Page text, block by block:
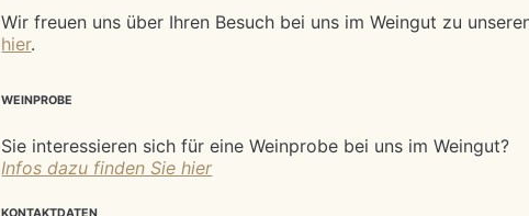
Wir freuen uns über Ihren Besuch bei uns im Weingut zu
hier.
WEINPROBE
Sie interessieren sich für eine Weinprobe bei uns im Weingut?
Infos dazu finden Sie hier